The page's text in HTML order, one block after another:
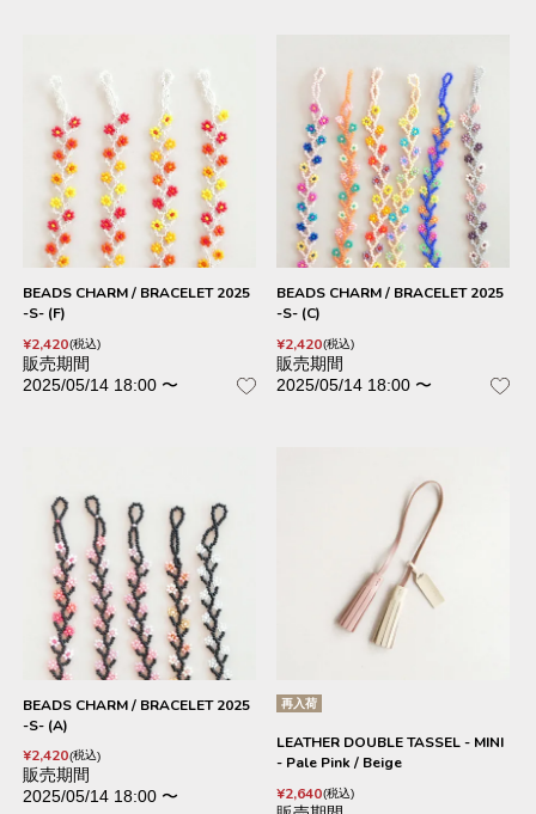
BEADS CHARM / BRACELET 2025
-S- (F)
¥2,420 税込
販売期間
2025/05/14 18:00 〜
BEADS CHARM / BRACELET 2025
-S- (C)
¥2,420 税込
販売期間
2025/05/14 18:00 〜
BEADS CHARM / BRACELET 2025
-S- (A)
¥2,420 税込
販売期間
2025/05/14 18:00 〜
再入荷
LEATHER DOUBLE TASSEL - MINI
- Pale Pink / Beige
¥2,640 税込